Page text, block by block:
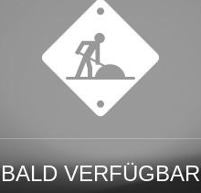
BALD VERFÜGBAR